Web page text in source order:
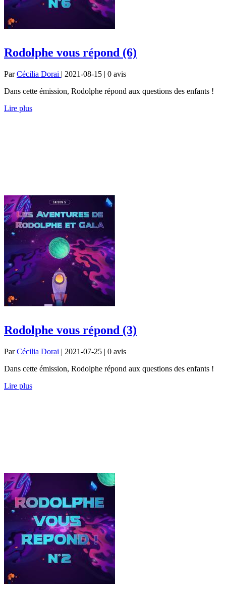
Rodolphe vous répond (6)
ParCécilia Dorai | 2021-08-15 | 0 avis
Dans cette émission, Rodolphe répond aux questions des enfants !
Lire plus
Rodolphe vous répond (3)
ParCécilia Dorai | 2021-07-25 | 0 avis
Dans cette émission, Rodolphe répond aux questions des enfants !
Lire plus